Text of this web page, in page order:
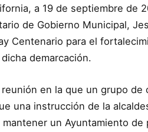
a 19 de septiembre de
de Gobierno Municipal,
Centenario para el
demarcación.
en la que un grupo
una instrucción de la
un Ayuntamiento